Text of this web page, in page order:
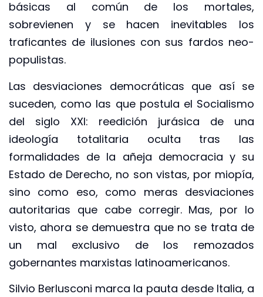
básicas al común de los mortales,
sobrevienen y se hacen inevitables los
traficantes de ilusiones con sus fardos neo-
populistas.
Las desviaciones democráticas que así se
suceden, como las que postula el Socialismo
del siglo XXI: reedición jurásica de una
ideología totalitaria oculta tras las
formalidades de la añeja democracia y su
Estado de Derecho, no son vistas, por miopía,
sino como eso, como meras desviaciones
autoritarias que cabe corregir. Mas, por lo
visto, ahora se demuestra que no se trata de
un mal exclusivo de los remozados
gobernantes marxistas latinoamericanos.
Silvio Berlusconi marca la pauta desde Italia, a